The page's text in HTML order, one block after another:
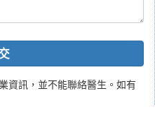
資訊，並不能聯絡醫生。如有